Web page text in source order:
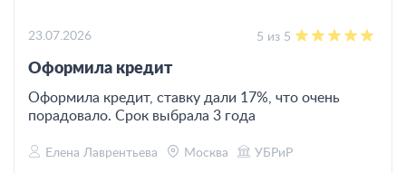
23.07.2026 5 из 5
​Оформила кредит
Оформила кредит, ставку дали 17%, что очень
порадовало. Срок выбрала 3 года
Елена Лаврентьева Москва УБРиР